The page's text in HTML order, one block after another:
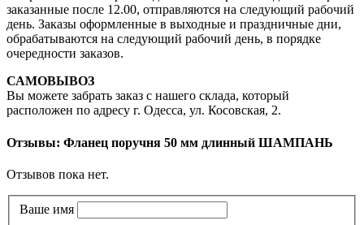
заказанные после 12.00, отправляются на следующий рабочий
день. Заказы оформленные в выходные и праздничные дни,
обрабатываются на следующий рабочий день, в порядке
очередности заказов.
САМОВЫВОЗ
Вы можете забрать заказ с нашего склада, который
расположен по адресу г. Одесса, ул. Косовская, 2.
Отзывы: Фланец поручня 50 мм длинный ШАМПАНЬ
Отзывов пока нет.
Ваше имя